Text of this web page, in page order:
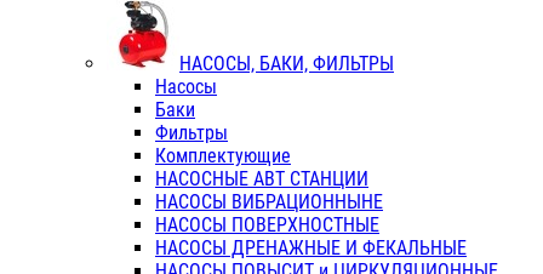
НАСОСЫ, БАКИ, ФИЛЬТРЫ
Насосы
Баки
Фильтры
Комплектующие
НАСОСНЫЕ АВТ СТАНЦИИ
НАСОСЫ ВИБРАЦИОННЫНЕ
НАСОСЫ ПОВЕРХНОСТНЫЕ
НАСОСЫ ДРЕНАЖНЫЕ И ФЕКАЛЬНЫЕ